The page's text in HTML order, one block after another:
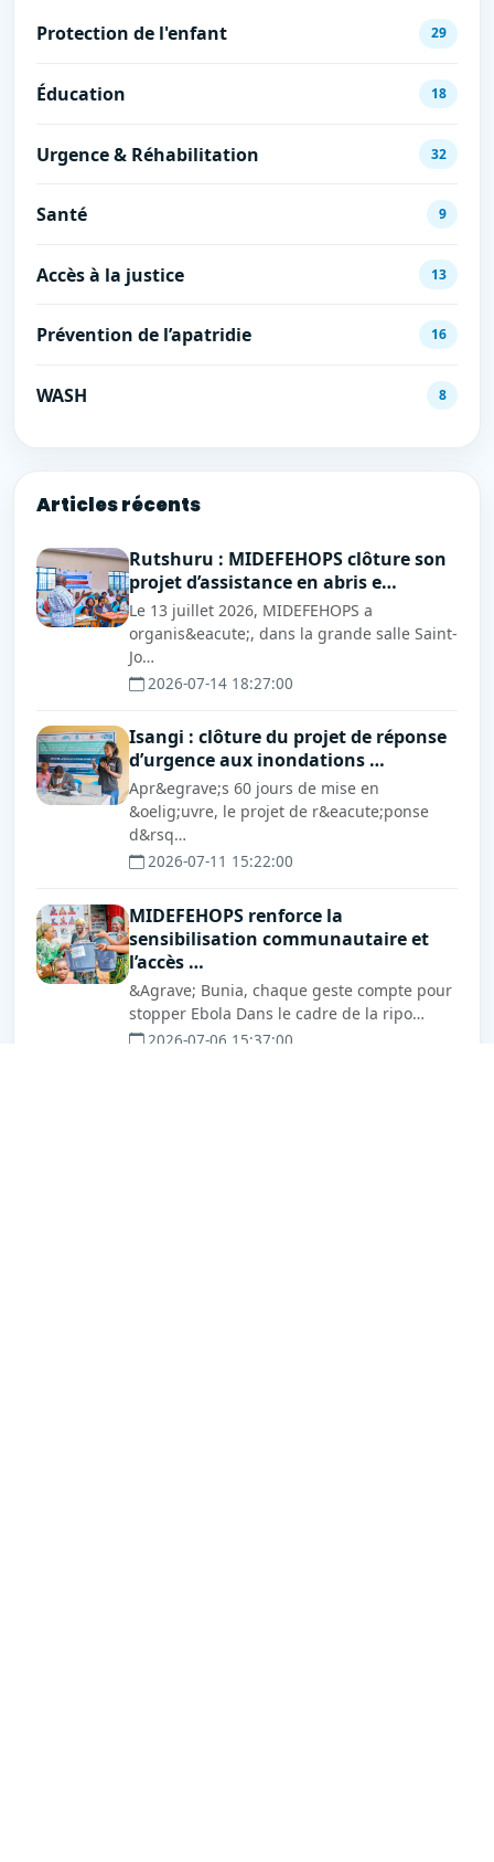
Protection de l'enfant 29
Éducation 18
Urgence & Réhabilitation 32
Santé 9
Accès à la justice 13
Prévention de l’apatridie 16
WASH 8
Articles récents
Rutshuru : MIDEFEHOPS clôture son
projet d’assistance en abris e…
Le 13 juillet 2026, MIDEFEHOPS a
organis&eacute;, dans la grande salle Saint-
Jo…
2026-07-14 18:27:00
Isangi : clôture du projet de réponse
d’urgence aux inondations …
Apr&egrave;s 60 jours de mise en
&oelig;uvre, le projet de r&eacute;ponse
d&rsq…
2026-07-11 15:22:00
MIDEFEHOPS renforce la
sensibilisation communautaire et
l’accès …
&Agrave; Bunia, chaque geste compte pour
stopper Ebola Dans le cadre de la ripo…
2026-07-06 15:37:00